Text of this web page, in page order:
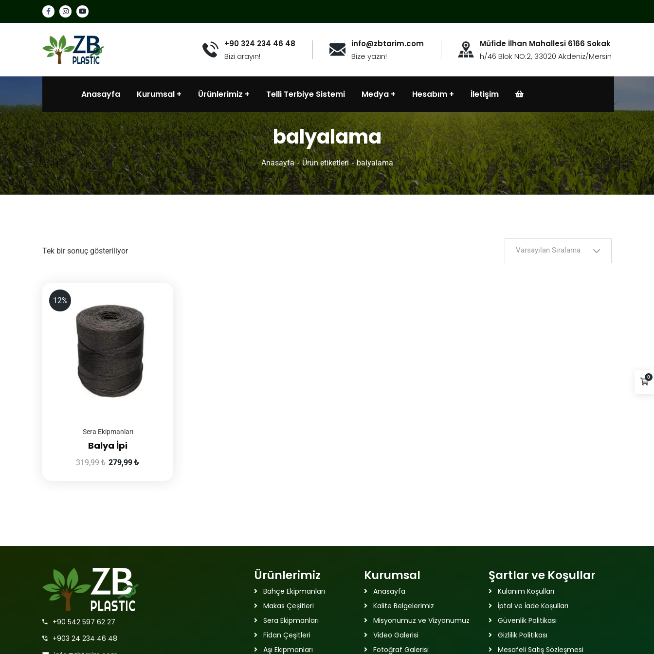
+90 324 234 46 48
Bizi arayın!
info@zbtarim.com
Bize yazın!
Müfide İlhan Mahallesi 6166 Sokak
h/46 Blok NO:2, 33020 Akdeniz/Mersin
Anasayfa Kurumsal Ürünlerimiz Telli Terbiye Sistemi Medya Hesabım İletişim
balyalama
Anasayfa Ürün etiketleri balyalama
Tek bir sonuç gösteriliyor Varsayılan Sıralama
12%
Sera Ekipmanları
Balya İpi
319,99₺ 279,99 ₺
+90 542 597 62 27
+903 24 234 46 48
Ürünlerimiz
Bahçe Ekipmanları
Makas Çeşitleri
Sera Ekipmanları
Fidan Çeşitleri
Aşı Ekipmanları
Kurumsal
Anasayfa
Kalite Belgelerimiz
Misyonumuz ve Vizyonumuz
Video Galerisi
Fotoğraf Galerisi
Şartlar ve Koşullar
Kulanım Koşulları
İptal ve İade Koşulları
Güvenlik Politikası
Gizlilik Politikası
Mesafeli Satış Sözleşmesi
0